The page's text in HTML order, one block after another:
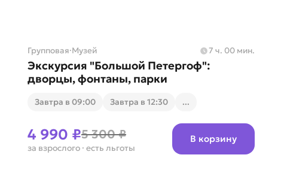
Групповая·Музей 7 ч. 00 мин.
Экскурсия "Большой Петергоф":
дворцы, фонтаны, парки
Завтра в 09:00 Завтра в 12:30 ...
4 990 ₽5 300 ₽
за взрослого · есть льготы
В корзину